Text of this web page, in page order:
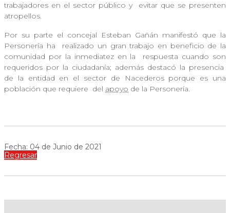
trabajadores en el sector público y
evitar que se presenten
atropellos.
Por su parte el concejal Esteban Gañán manifestó que la
Personería ha
realizado un gran trabajo en beneficio de la
comunidad por la inmediatez en la
respuesta cuando son
requeridos por la ciudadanía; además destacó la presencia
de la entidad en el sector de Nacederos porque es una
población que requiere del apoyo de la Personería.
Fecha: 04 de Junio de 2021
Regresar